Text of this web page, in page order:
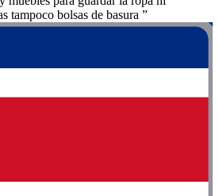
tampoco bolsas de basura ”